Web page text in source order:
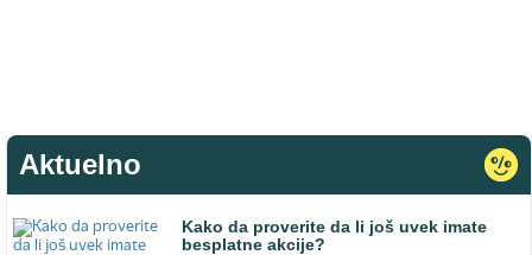
Aktuelno
Kako da proverite da li još uvek imate
besplatne akcije?